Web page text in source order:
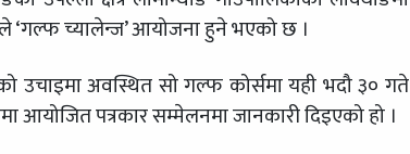
‘गल्फ च्यालेन्ज’ आयोजना हुने भएको छ ।
उचाइमा अवस्थित सो गल्फ कोर्समा यही भदौ ३० गते
आयोजित पत्रकार सम्मेलनमा जानकारी दिइएको हो ।